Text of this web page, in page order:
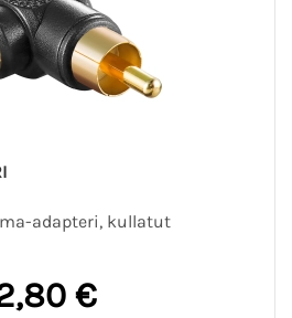
adapteri, kullatut
€